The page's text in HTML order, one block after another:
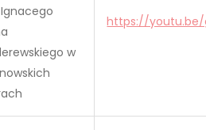
w
https://youtu.be/